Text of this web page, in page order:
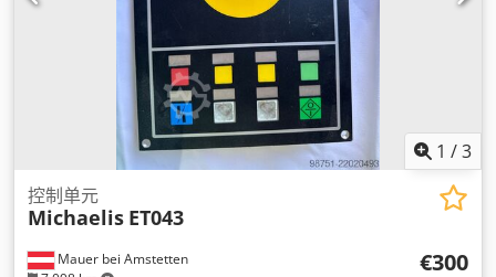
1 /3
Mauer bei Amstetten
控制单元
Michaelis ET043
€300